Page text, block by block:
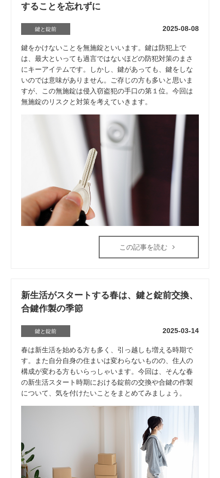
することを忘れずに
鍵と錠前 2025-08-08
鍵をかけないことを無施錠といいます。鍵は防犯上で
は、最大といっても過言ではないほどの防犯対策のまさ
にキーアイテムです。しかし、鍵があっても、鍵をしな
いのでは意味がありません。ご存じの方も多いと思いま
すが、この無施錠は侵入窃盗犯の手口の第１位。今回は
無施錠のリスクと対策を考えていきます。
この記事を読む
新生活がスタートする春は、鍵と錠前交換、
合鍵作製の季節
鍵と錠前 2025-03-14
春は新生活を始める方も多く、引っ越しも増える時期で
す。また自分自身の住まいは変わらないものの、住人の
構成が変わる方もいらっしゃいます。今回は、そんな春
の新生活スタート時期における錠前の交換や合鍵の作製
について、気を付けたいことをまとめてみましょう。